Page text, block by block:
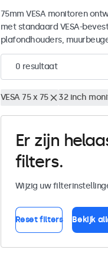
75mm VESA monitoren
met standaard VESA-
plafondhouders,
0 resultaat
VESA 75 x 75 32 inch
Er zijn
filters.
Wijzig uw
Reset filters Bekijk